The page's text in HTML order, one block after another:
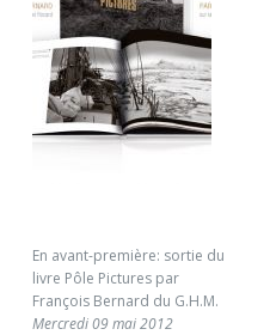
En avant-première: sortie du
livre Pôle Pictures par
François Bernard du G.H.M.
Mercredi 09 mai 2012